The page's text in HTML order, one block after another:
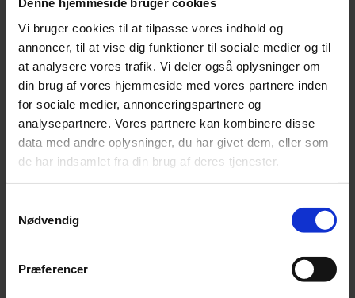
Vi bruger cookies til at tilpasse vores indhold og
annoncer, til at vise dig funktioner til sociale medier og til
at analysere vores trafik. Vi deler også oplysninger om
din brug af vores hjemmeside med vores partnere inden
for sociale medier, annonceringspartnere og
analysepartnere. Vores partnere kan kombinere disse
data med andre oplysninger, du har givet dem, eller som
de har indsamlet fra din brug af deres tjenester.
Nødvendig
Præferencer
Produktet er velegnet til heste, hvor man ønsker at støtte leverens
naturlige funktion. En sund lever kan bidrage til, at hesten har gode
forudsætninger for:
Normale vævsfunktioner
Hudens velvære
Sundhed i hove og lameller
Opretholdelse af kroppens antioxidantniveauer
Støtte af hestens generelle stofskifte og trivsel
Bemærk venligst:
Da Nordic Horse produkterne er 100% naturlige
og uden tilsætningsstoffer, bør de opbevares tørt, køligt og ikke i
Da dette er et 100% rent naturprodukt, kan de analytiske